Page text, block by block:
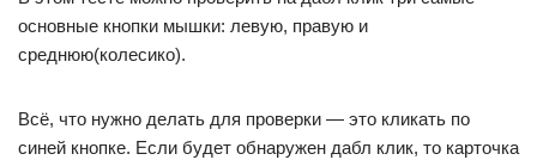
основные кнопки мышки: левую, правую и
среднюю(колесико).
Всё, что нужно делать для проверки — это кликать по
синей кнопке. Если будет обнаружен дабл клик, то карточка